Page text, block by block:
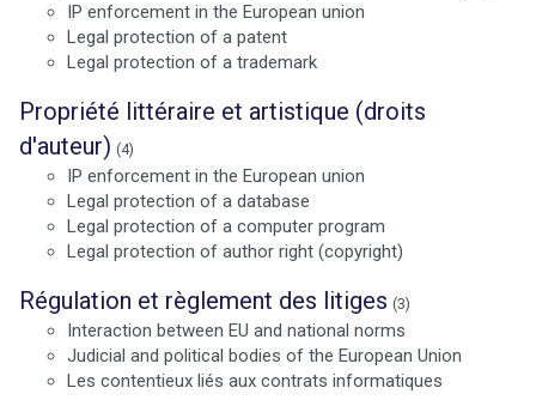
Tout sur le droit de l'innovation
IP enforcement in the European union
Legal protection of a patent
Legal protection of a trademark
Propriété littéraire et artistique (droits
d'auteur) (4)
IP enforcement in the European union
Legal protection of a database
Legal protection of a computer program
Legal protection of author right (copyright)
Régulation et règlement des litiges (3)
Interaction between EU and national norms
Judicial and political bodies of the European Union
Les contentieux liés aux contrats informatiques
search